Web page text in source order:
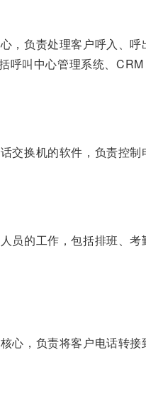
，负责处理客户呼入、
呼叫中心管理系统、
交换机的软件，负责控
员的工作，包括排班、考
心，负责将客户电话转